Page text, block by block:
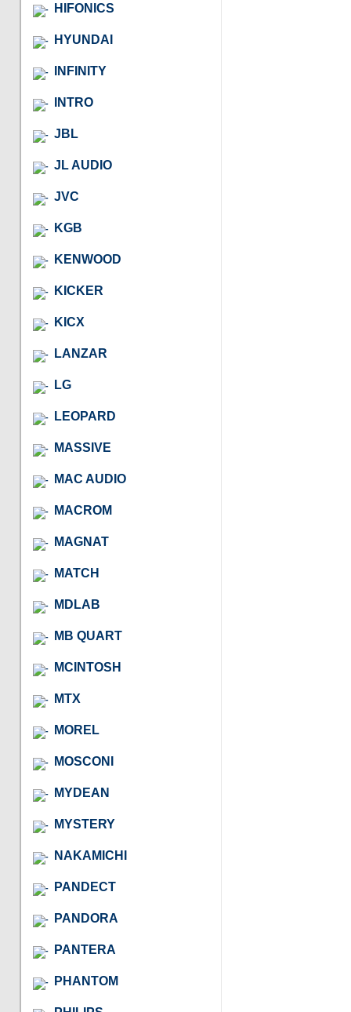
HIFONICS
HYUNDAI
INFINITY
INTRO
JBL
JL AUDIO
JVC
KGB
KENWOOD
KICKER
KICX
LANZAR
LG
LEOPARD
MASSIVE
MAC AUDIO
MACROM
MAGNAT
MATCH
MDLAB
MB QUART
MCINTOSH
MTX
MOREL
MOSCONI
MYDEAN
MYSTERY
NAKAMICHI
PANDECT
PANDORA
PANTERA
PHANTOM